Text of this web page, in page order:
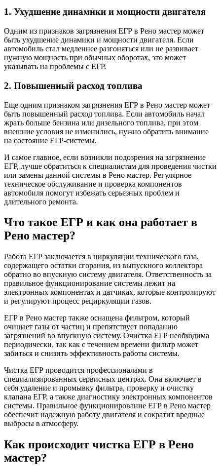
1. Ухудшение динамики и мощности двигателя
Одним из признаков загрязнения ЕГР в Рено мастер может
быть ухудшение динамики и мощности двигателя. Если
автомобиль стал медленнее разгоняться или не развивает
нужную мощность при обычных оборотах, это может
указывать на проблемы с ЕГР.
2. Повышенный расход топлива
Еще одним признаком загрязнения ЕГР в Рено мастер может
быть повышенный расход топлива. Если автомобиль начал
жрать больше бензина или дизельного топлива, при этом
внешние условия не изменились, нужно обратить внимание
на состояние ЕГР-системы.
И самое главное, если возникли подозрения на загрязнение
ЕГР, лучше обратиться к специалистам для проведения чистки
или замены данной системы в Рено мастер. Регулярное
техническое обслуживание и проверка компонентов
автомобиля помогут избежать серьезных проблем и
длительного ремонта.
Что такое ЕГР и как она работает в
Рено мастер?
Работа ЕГР заключается в циркуляции технического газа,
содержащего остатки сгорания, из выпускного коллектора
обратно во впускную систему двигателя. Ответственность за
правильное функционирование системы лежит на
электронных компонентах и датчиках, которые контролируют
и регулируют процесс рециркуляции газов.
ЕГР в Рено мастер также оснащена фильтром, который
очищает газы от частиц и препятствует попаданию
загрязнений во впускную систему. Очистка ЕГР необходима
периодически, так как с течением времени фильтр может
забиться и снизить эффективность работы системы.
Чистка ЕГР проводится профессионалами в
специализированных сервисных центрах. Она включает в
себя удаление и промывку фильтра, проверку и очистку
клапана ЕГР, а также диагностику электронных компонентов
системы. Правильное функционирование ЕГР в Рено мастер
обеспечит надежную работу двигателя и сократит вредные
выбросы в атмосферу.
Как происходит чистка ЕГР в Рено
мастер?